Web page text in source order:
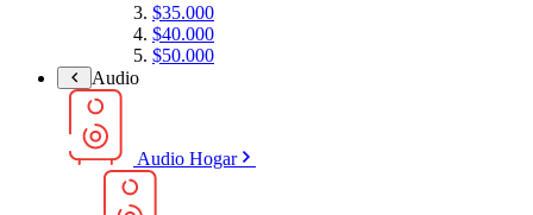
$35.000
$40.000
$50.000
Audio
Audio Hogar